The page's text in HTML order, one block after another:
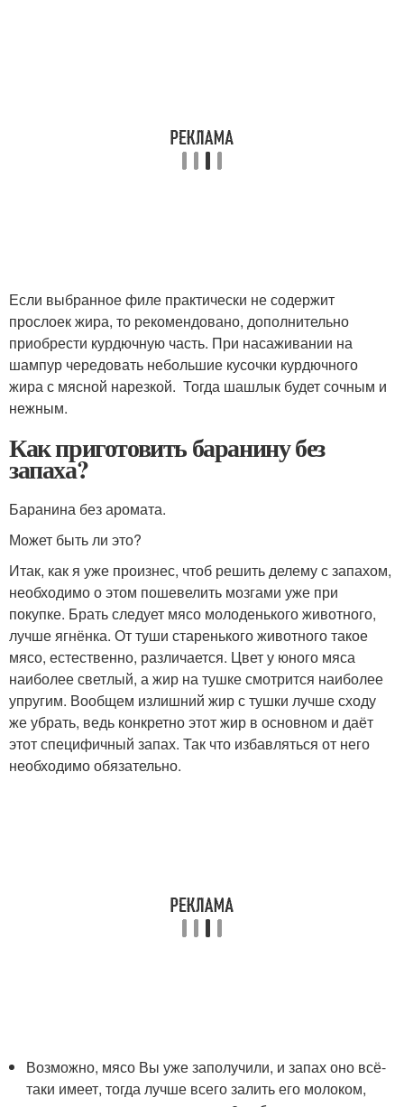
Если выбранное филе практически не содержит
прослоек жира, то рекомендовано, дополнительно
приобрести курдючную часть. При насаживании на
шампур чередовать небольшие кусочки курдючного
жира с мясной нарезкой. Тогда шашлык будет сочным и
нежным.
Как приготовить баранину без
запаха?
Баранина без аромата.
Может быть ли это?
Итак, как я уже произнес, чтоб решить делему с запахом,
необходимо о этом пошевелить мозгами уже при
покупке. Брать следует мясо молоденького животного,
лучше ягнёнка. От туши старенького животного такое
мясо, естественно, различается. Цвет у юного мяса
наиболее светлый, а жир на тушке смотрится наиболее
упругим. Вообщем излишний жир с тушки лучше сходу
же убрать, ведь конкретно этот жир в основном и даёт
этот специфичный запах. Так что избавляться от него
необходимо обязательно.
Возможно, мясо Вы уже заполучили, и запах оно всё-
таки имеет, тогда лучше всего залить его молоком,